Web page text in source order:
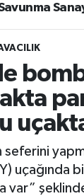
uçağında
var”